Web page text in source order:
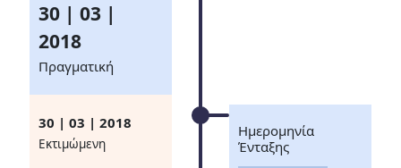
30 | 03 |
2018
Πραγματική
30 | 03 | 2018
Eκτιμώμενη
Ημερομηνία
Ένταξης